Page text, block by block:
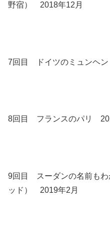
野宿） 2018年12月
7回目 ドイツのミュンヘ
8回目 フランスのパリ
9回目 スーダンの名前もわ
ッド） 2019年2月